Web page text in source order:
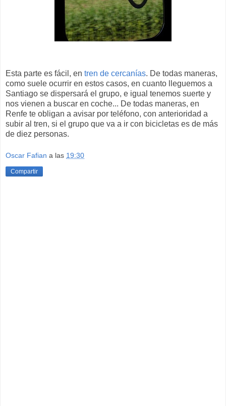
Esta parte es fácil, en tren de cercanías. De todas maneras,
como suele ocurrir en estos casos, en cuanto lleguemos a
Santiago se dispersará el grupo, e igual tenemos suerte y
nos vienen a buscar en coche... De todas maneras, en
Renfe te obligan a avisar por teléfono, con anterioridad a
subir al tren, si el grupo que va a ir con bicicletas es de más
de diez personas.
Oscar Fafian a las 19:30
Compartir